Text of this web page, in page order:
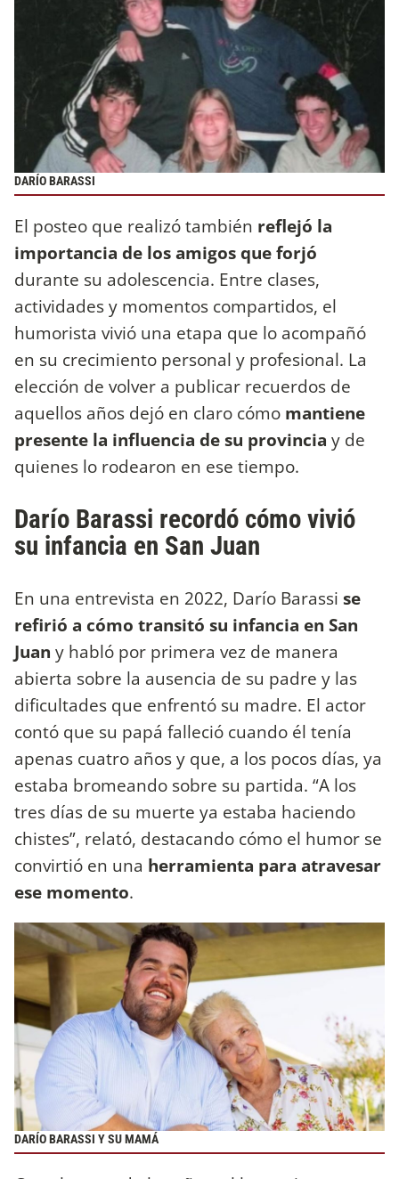
DARÍO BARASSI
El posteo que realizó también reflejó la
importancia de los amigos que forjó
durante su adolescencia. Entre clases,
actividades y momentos compartidos, el
humorista vivió una etapa que lo acompañó
en su crecimiento personal y profesional. La
elección de volver a publicar recuerdos de
aquellos años dejó en claro cómo mantiene
presente la influencia de su provincia y de
quienes lo rodearon en ese tiempo.
Darío Barassi recordó cómo vivió
su infancia en San Juan
En una entrevista en 2022, Darío Barassi se
refirió a cómo transitó su infancia en San
Juan y habló por primera vez de manera
abierta sobre la ausencia de su padre y las
dificultades que enfrentó su madre. El actor
contó que su papá falleció cuando él tenía
apenas cuatro años y que, a los pocos días, ya
estaba bromeando sobre su partida. “A los
tres días de su muerte ya estaba haciendo
chistes”, relató, destacando cómo el humor se
convirtió en una herramienta para atravesar
ese momento.
DARÍO BARASSI Y SU MAMÁ